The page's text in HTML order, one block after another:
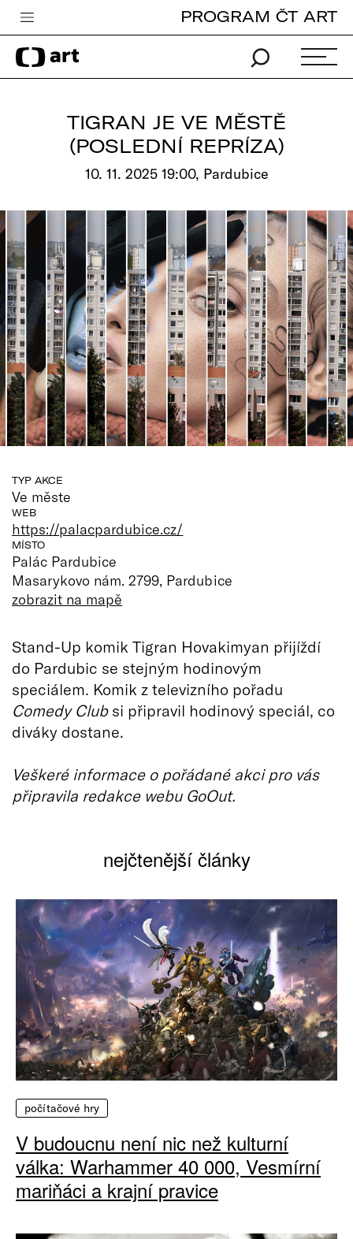
Česká televize
Zpravodajství
Vše o ČT
PROGRAM ČT ART
TIGRAN JE VE MĚSTĚ
(POSLEDNÍ REPRÍZA)
10. 11. 2025 19:00, Pardubice
TYP AKCE
Ve měste
WEB
https://palacpardubice.cz/
MÍSTO
Palác Pardubice
Masarykovo nám. 2799, Pardubice
zobrazit na mapě
Stand-Up komik Tigran Hovakimyan přijíždí
do Pardubic se stejným hodinovým
speciálem. Komik z televizního pořadu
Comedy Clubsi připravil hodinový speciál, co
diváky dostane.
Veškeré informace o pořádané akci pro vás
připravila redakce webu GoOut.
nejčtenější články
počítačové hry
V budoucnu není nic než kulturní
válka: Warhammer 40 000, Vesmírní
mariňáci a krajní pravice